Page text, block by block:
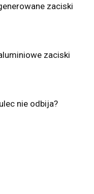
zaciski
zaciski
nie odbija?